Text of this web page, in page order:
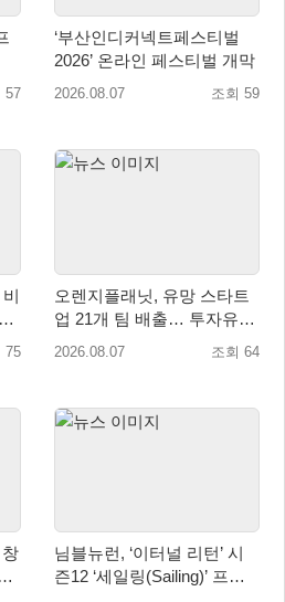
57
‘부산인디커넥트페스티벌
2026’ 온라인 페스티벌 개막
2026.08.07 조회 59
75
오렌지플래닛, 유망 스타트
업 21개 팀 배출… 투자유치∙
매출성장 성과 눈길
2026.08.07 조회 64
님블뉴런, ‘이터널 리턴’ 시
즌12 ‘세일링(Sailing)’ 프리